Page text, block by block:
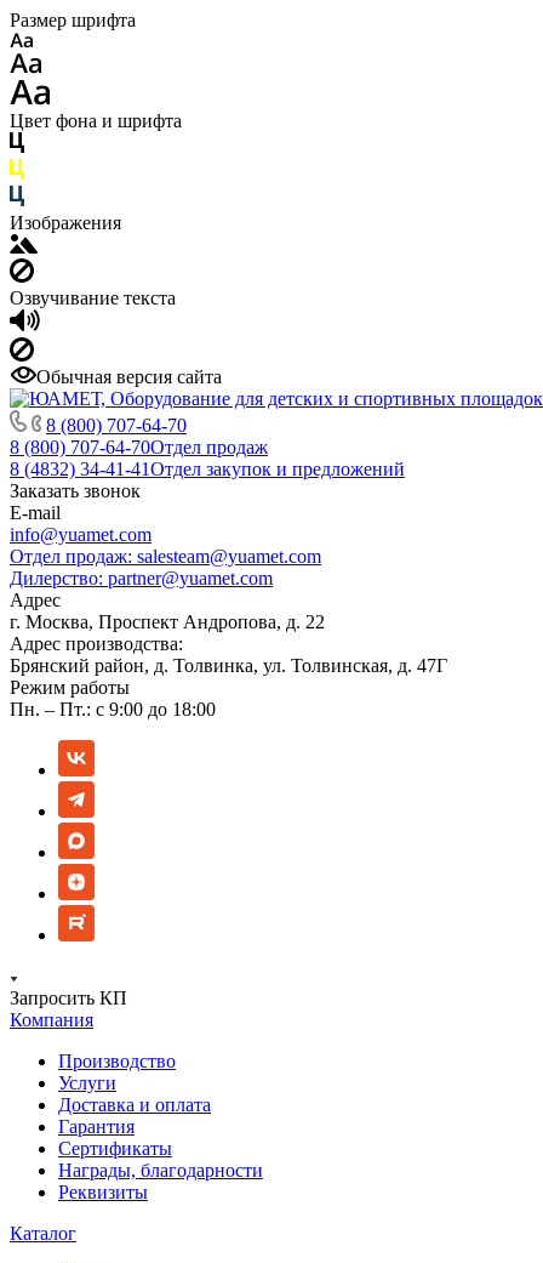
Размер шрифта
Цвет фона и шрифта
Изображения
Озвучивание текста
Обычная версия сайта
8 (800) 707-64-70
8 (800) 707-64-70Отдел продаж
8 (4832) 34-41-41Отдел закупок и предложений
Заказать звонок
E-mail
info@yuamet.com
Отдел продаж: salesteam@yuamet.com
Дилерство: partner@yuamet.com
Адрес
г. Москва, Проспект Андропова, д. 22
Адрес производства:
Брянский район, д. Толвинка, ул. Толвинская, д. 47Г
Режим работы
Пн. – Пт.: с 9:00 до 18:00
Запросить КП
Компания
Производство
Услуги
Доставка и оплата
Гарантия
Сертификаты
Награды, благодарности
Реквизиты
Каталог